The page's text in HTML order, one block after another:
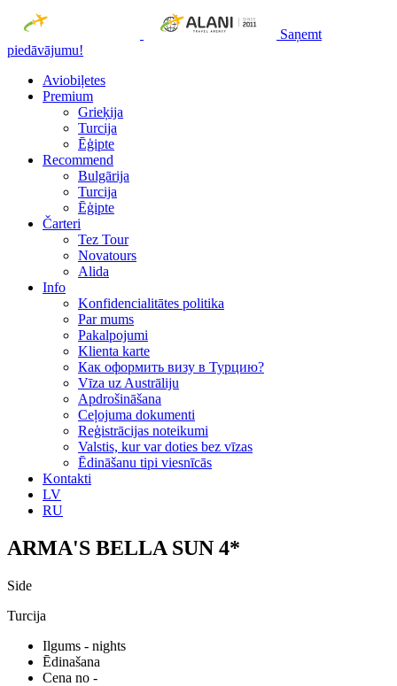
Saņemt
piedāvājumu!
Aviobiļetes
Premium
Grieķija
Turcija
Ēģipte
Recommend
Bulgārija
Turcija
Ēģipte
Čarteri
Tez Tour
Novatours
Alida
Info
Konfidencialitātes politika
Par mums
Рakalpojumi
Klienta karte
Как оформить визу в Турцию?
Vīza uz Austrāliju
Apdrošināšana
Ceļojuma dokumenti
Reģistrācijas noteikumi
Valstis, kur var doties bez vīzas
Ēdināšanu tipi viesnīcās
Kontakti
LV
RU
ARMA'S BELLA SUN 4*
Side
Turcija
Ilgums - nights
Ēdinašana
Cena no -